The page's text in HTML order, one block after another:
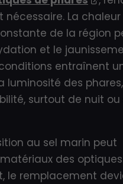
La
de la région
et le
entraînent
luminosité des
surtout de nuit ou
au sel marin peut
des
le remplacement